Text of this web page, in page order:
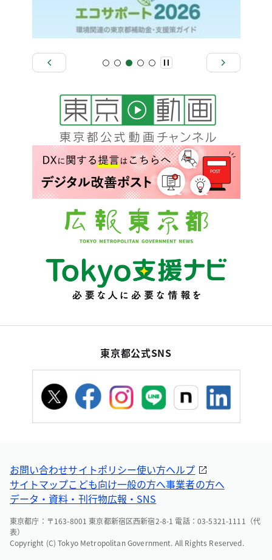
東京都公式SNS
お問い合わせサイトポリシー使い方ヘルプ
サイトマップこども向け一般の方へ事業者の方へ
データ・資料・刊行物広報・SNS
東京都庁：〒163-8001 東京都新宿区西新宿2-8-1 電話：03-5321-1111（代
表）
Copyright (C) Tokyo Metropolitan Government. All Rights Reserved.